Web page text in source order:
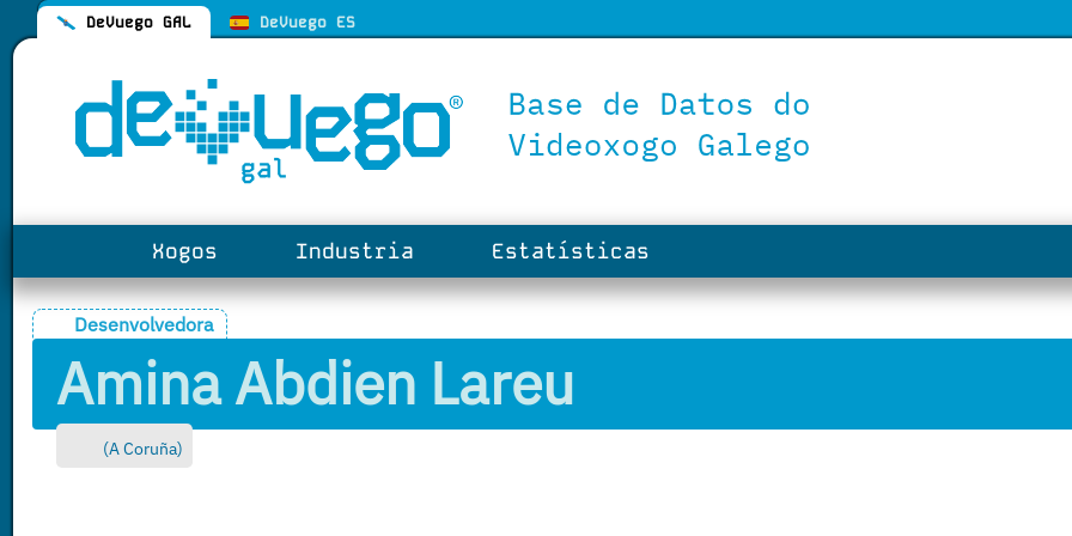
DeVuego GAL DeVuego ES
Xogos Industria Estatísticas
Desenvolvedora
Amina Abdien Lareu
(A Coruña)